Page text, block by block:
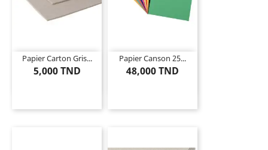
Papier Carton Gris...
5,000 TND
Papier Canson 25...
48,000 TND